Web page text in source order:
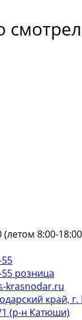
8:00-
55 розница
krasnodar.ru
край,
1 (р-н Катюши)